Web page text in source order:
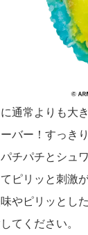
通常よりも
バー！すっき
チパチとシュ
ピリッと刺激
やピリッとし
てください。